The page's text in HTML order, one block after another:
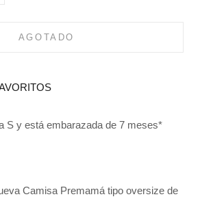
AGOTADO
S y está embarazada de 7 meses*
Camisa Premamá tipo oversize de